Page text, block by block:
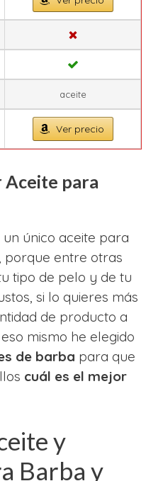
aceite
Ver precio
Aceite para
único aceite para
entre otras
tipo de pelo y de tu
si lo quieres más
de producto a
mismo he elegido
de barba para que
cuál es el mejor
y
Barba y